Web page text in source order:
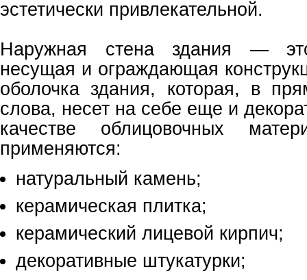
эстетически привлекательной.
Наружная стена здания —
несущая и ограждающая
оболочка здания, которая, в
слова, несет на себе еще и
качестве облицовочных
применяются:
натуральный камень;
керамическая плитка;
керамический лицевой кирпич;
декоративные штукатурки;